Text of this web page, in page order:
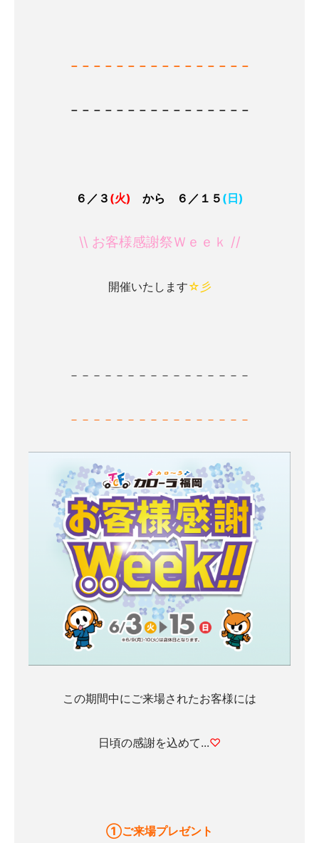
－－－－－－－－－－－－－－－－
－－－－－－－－－－－－－－－－
６／３ (火) から ６／１５ (日)
\\ お客様感謝祭Ｗｅｅｋ //
開催いたします☆彡
－－－－－－－－－－－－－－－－
－－－－－－－－－－－－－－－－
この期間中にご来場されたお客様には
日頃の感謝を込めて...♡
①ご来場プレゼント